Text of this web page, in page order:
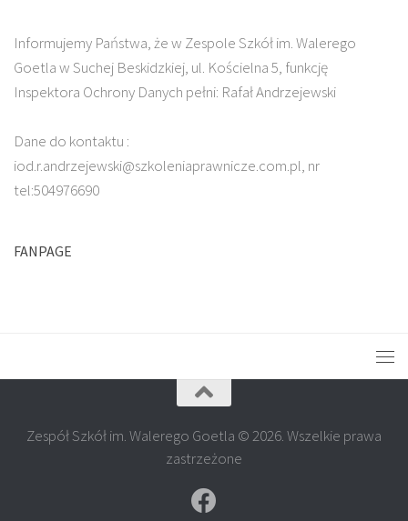
Informujemy Państwa, że w Zespole Szkół im. Walerego
Goetla w Suchej Beskidzkiej, ul. Kościelna 5, funkcję
Inspektora Ochrony Danych pełni: Rafał Andrzejewski
Dane do kontaktu :
iod.r.andrzejewski@szkoleniaprawnicze.com.pl, nr
tel:504976690
FANPAGE
Zespół Szkół im. Walerego Goetla © 2026. Wszelkie prawa
zastrzeżone